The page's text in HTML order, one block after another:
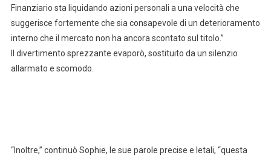
Finanziario sta liquidando azioni personali a una velocità che
suggerisce fortemente che sia consapevole di un deterioramento
interno che il mercato non ha ancora scontato sul titolo.”
Il divertimento sprezzante evaporò, sostituito da un silenzio
allarmato e scomodo.
“Inoltre,” continuò Sophie, le sue parole precise e letali, “questa